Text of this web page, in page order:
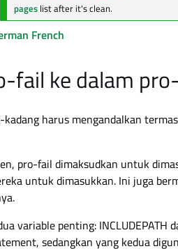
pages list after it's clean.
French
fail ke dalam
kadang harus mengandalkan
pro-fail dimaksudkan untuk
untuk dimasukkan. Ini juga
variable penting: INCLUDEPATH
sedangkan yang kedua